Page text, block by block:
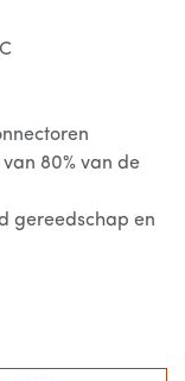
80% van de
gereedschap en